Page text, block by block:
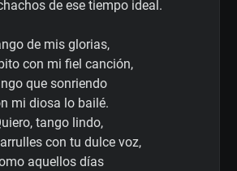
de ese tiempo ideal.
de mis glorias,
con mi fiel canción,
que sonriendo
mi diosa lo bailé.
tango lindo,
con tu dulce voz,
aquellos días